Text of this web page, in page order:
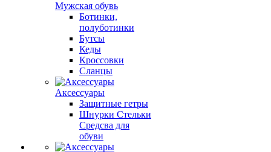
Мужская обувь
Ботинки,
полуботинки
Бутсы
Кеды
Кроссовки
Сланцы
Аксессуары
Защитные гетры
Шнурки Стельки
Средсва для
обуви